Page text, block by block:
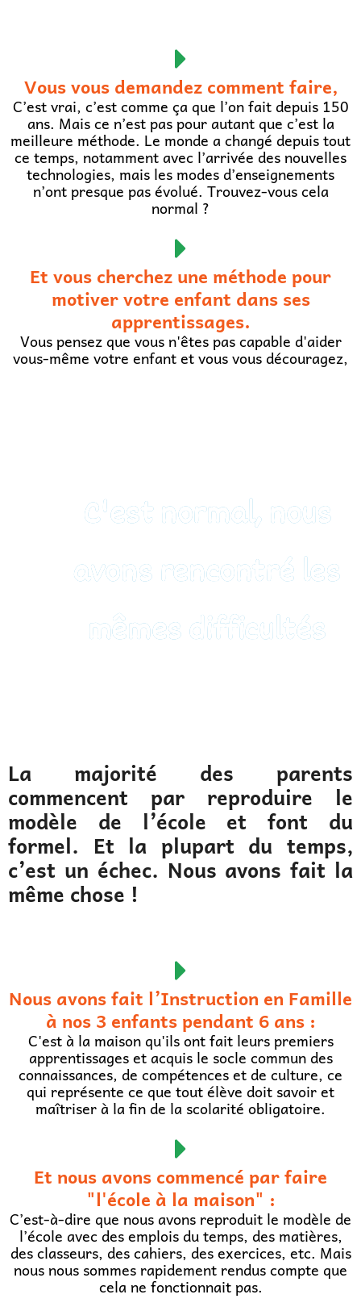
Vous vous demandez comment faire,
C’est vrai, c’est comme ça que l’on fait depuis 150
ans. Mais ce n’est pas pour autant que c’est la
meilleure méthode. Le monde a changé depuis tout
ce temps, notamment avec l’arrivée des nouvelles
technologies, mais les modes d’enseignements
n’ont presque pas évolué. Trouvez-vous cela
normal ?
Et vous cherchez une méthode pour
motiver votre enfant dans ses
apprentissages.
Vous pensez que vous n'êtes pas capable d'aider
vous-même votre enfant et vous vous découragez,
C'est normal, nous
avons rencontré les
mêmes difficultés
La majorité des parents
commencent par reproduire le
modèle de l’école et font du
formel. Et la plupart du temps,
c’est un échec. Nous avons fait la
même chose !
Nous avons fait l’Instruction en Famille
à nos 3 enfants pendant 6 ans :
C'est à la maison qu'ils ont fait leurs premiers
apprentissages et acquis le socle commun des
connaissances, de compétences et de culture, ce
qui représente ce que tout élève doit savoir et
maîtriser à la fin de la scolarité obligatoire.
Et nous avons commencé par faire
"l'école à la maison" :
C’est-à-dire que nous avons reproduit le modèle de
l’école avec des emplois du temps, des matières,
des classeurs, des cahiers, des exercices, etc. Mais
nous nous sommes rapidement rendus compte que
cela ne fonctionnait pas.